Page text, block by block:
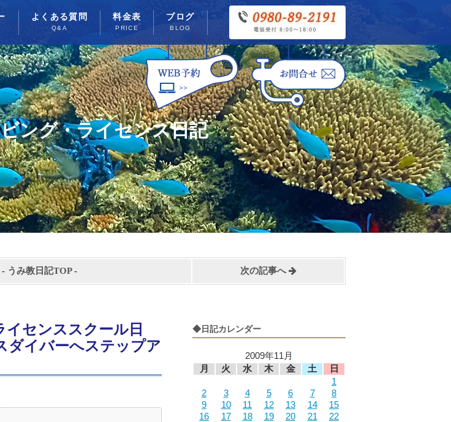
よくある質問
Q&A
料金表
PRICE
ブログ
BLOG
ング・ライセンス日記
- うみ教日記TOP- 次の記事へ
◆日記カレンダー
2009年11月
月
火 水 木 金 土
日
1
2
3 4 5 6 7
8
9
10 11 12 13 14
15
16
17 18 19 20 21
22
センススクール日
イバーへステップア